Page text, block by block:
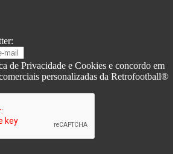
de Privacidade e Cookies e concordo em
personalizadas da Retrofootball®